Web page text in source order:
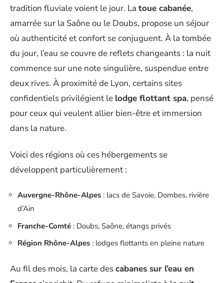
tradition fluviale voient le jour. La toue cabanée,
amarrée sur la Saône ou le Doubs, propose un séjour
où authenticité et confort se conjuguent. À la tombée
du jour, l’eau se couvre de reflets changeants : la nuit
commence sur une note singulière, suspendue entre
deux rives. À proximité de Lyon, certains sites
confidentiels privilégient le lodge flottant spa, pensé
pour ceux qui veulent allier bien-être et immersion
dans la nature.
Voici des régions où ces hébergements se
développent particulièrement :
Auvergne-Rhône-Alpes : lacs de Savoie, Dombes, rivière
d’Ain
Franche-Comté : Doubs, Saône, étangs privés
Région Rhône-Alpes : lodges flottants en pleine nature
Au fil des mois, la carte descabanes sur l’eau en